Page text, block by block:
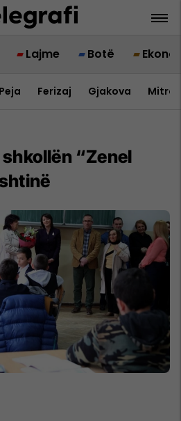
Lajme Botë
Peja Ferizaj Gjakova
“Zenel